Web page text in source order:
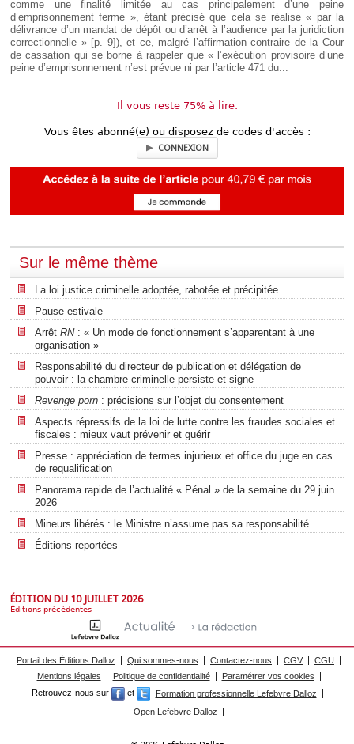
comme une finalité limitée au cas principalement d’une peine
d’emprisonnement ferme », étant précisé que cela se réalise « par la
délivrance d’un mandat de dépôt ou d’arrêt à l’audience par la juridiction
correctionnelle » [p. 9]), et ce, malgré l’affirmation contraire de la Cour
de cassation qui se borne à rappeler que « l’exécution provisoire d’une
peine d’emprisonnement n’est prévue ni par l’article 471 du...
Il vous reste 75% à lire.
Vous êtes abonné(e) ou disposez de codes d'accès :
CONNEXION
Sur le même thème
La loi justice criminelle adoptée, rabotée et précipitée
Pause estivale
Arrêt RN: « Un mode de fonctionnement s’apparentant à une
organisation »
Responsabilité du directeur de publication et délégation de
pouvoir : la chambre criminelle persiste et signe
Revenge porn : précisions sur l’objet du consentement
Aspects répressifs de la loi de lutte contre les fraudes sociales et
fiscales : mieux vaut prévenir et guérir
Presse : appréciation de termes injurieux et office du juge en cas
de requalification
Panorama rapide de l’actualité « Pénal » de la semaine du 29 juin
2026
Mineurs libérés : le Ministre n’assume pas sa responsabilité
Éditions reportées
ÉDITION DU 10 JUILLET 2026
Éditions précédentes
Portail des Éditions Dalloz Qui sommes-nous Contactez-nous CGV
CGU
Mentions légales
Politique de confidentialité
Paramétrer vos cookies
Retrouvez-nous sur
et
Formation professionnelle Lefebvre Dalloz
Open Lefebvre Dalloz